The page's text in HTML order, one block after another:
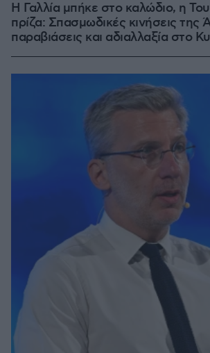
Η Γαλλία μπήκε στο καλώδιο, η
πρίζα: Σπασμωδικές κινήσεις της
παραβιάσεις και αδιαλλαξία στο